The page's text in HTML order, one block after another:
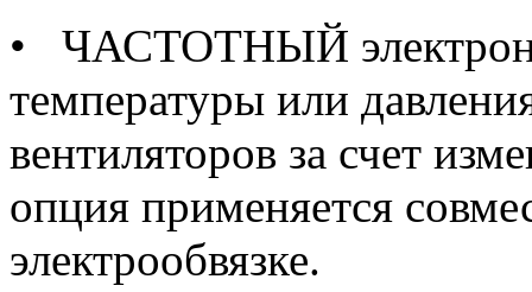
• ЧАСТОТНЫЙ
температуры или
вентиляторов за счет
опция применяется
электрообвязке.